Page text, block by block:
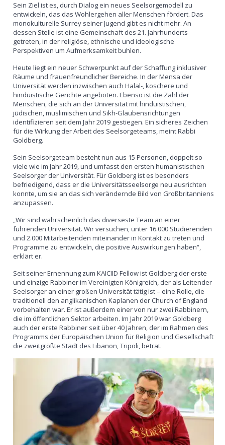
Sein Ziel ist es, durch Dialog ein neues Seelsorgemodell zu
entwickeln, das das Wohlergehen aller Menschen fördert. Das
monokulturelle Surrey seiner Jugend gibt es nicht mehr. An
dessen Stelle ist eine Gemeinschaft des 21. Jahrhunderts
getreten, in der religiöse, ethnische und ideologische
Perspektiven um Aufmerksamkeit buhlen.
Heute liegt ein neuer Schwerpunkt auf der Schaffung inklusiver
Räume und frauenfreundlicher Bereiche. In der Mensa der
Universität werden inzwischen auch Halal-, koschere und
hinduistische Gerichte angeboten. Ebenso ist die Zahl der
Menschen, die sich an der Universität mit hinduistischen,
jüdischen, muslimischen und Sikh-Glaubensrichtungen
identifizieren seit dem Jahr 2019 gestiegen. Ein sicheres Zeichen
für die Wirkung der Arbeit des Seelsorgeteams, meint Rabbi
Goldberg.
Sein Seelsorgeteam besteht nun aus 15 Personen, doppelt so
viele wie im Jahr 2019, und umfasst den ersten humanistischen
Seelsorger der Universität. Für Goldberg ist es besonders
befriedigend, dass er die Universitätsseelsorge neu ausrichten
konnte, um sie an das sich verändernde Bild von Großbritanniens
anzupassen.
„Wir sind wahrscheinlich das diverseste Team an einer
führenden Universität. Wir versuchen, unter 16.000 Studierenden
und 2.000 Mitarbeitenden miteinander in Kontakt zu treten und
Programme zu entwickeln, die positive Auswirkungen haben“,
erklärt er.
Seit seiner Ernennung zum KAICIID Fellow ist Goldberg der erste
und einzige Rabbiner im Vereinigten Königreich, der als Leitender
Seelsorger an einer großen Universität tätig ist – eine Rolle, die
traditionell den anglikanischen Kaplanen der Church of England
vorbehalten war. Er ist außerdem einer von nur zwei Rabbinern,
die im öffentlichen Sektor arbeiten. Im Jahr 2019 war Goldberg
auch der erste Rabbiner seit über 40 Jahren, der im Rahmen des
Programms der Europäischen Union für Religion und Gesellschaft
die zweitgrößte Stadt des Libanon, Tripoli, betrat.